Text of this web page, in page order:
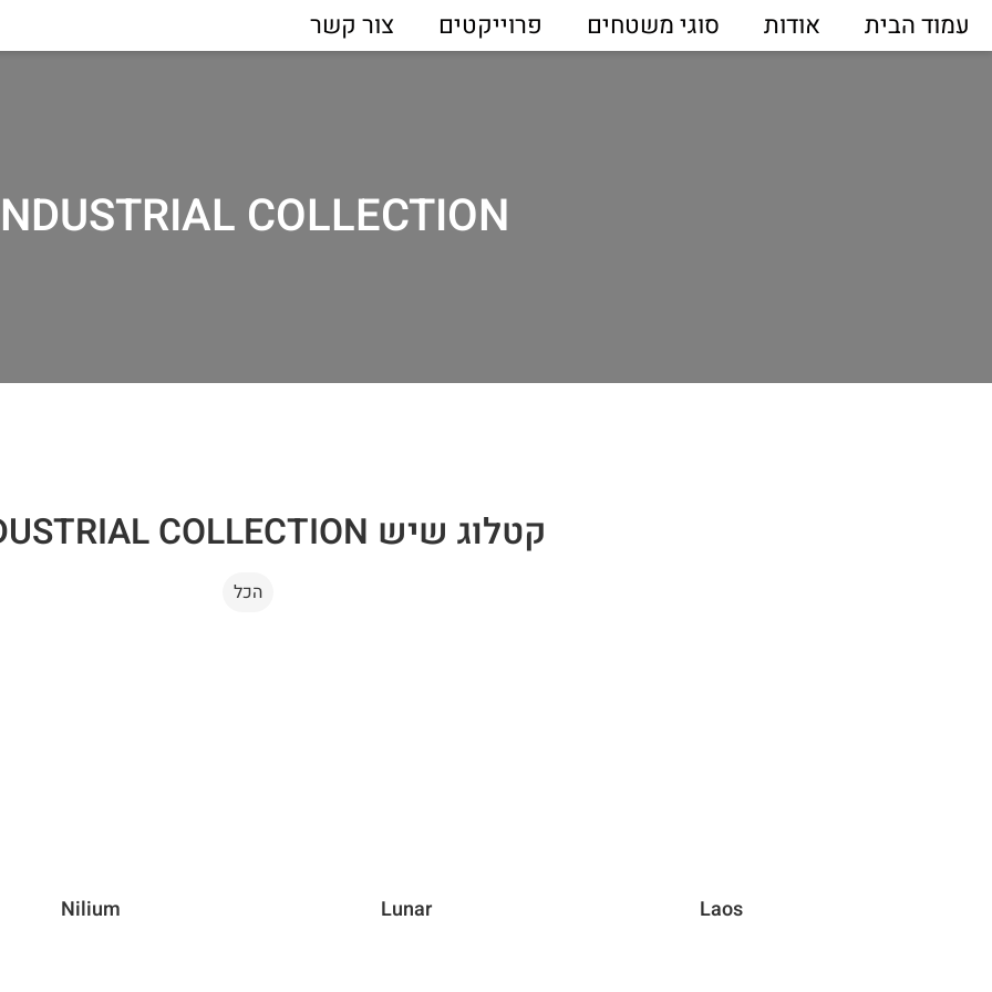
עמוד הבית אודות סוגי משטחים פרוייקטים צור קשר
COLLECTION
קטלוג שיש INDUSTRIAL COLLECTION
הכל
Laos
Lunar
Nilium